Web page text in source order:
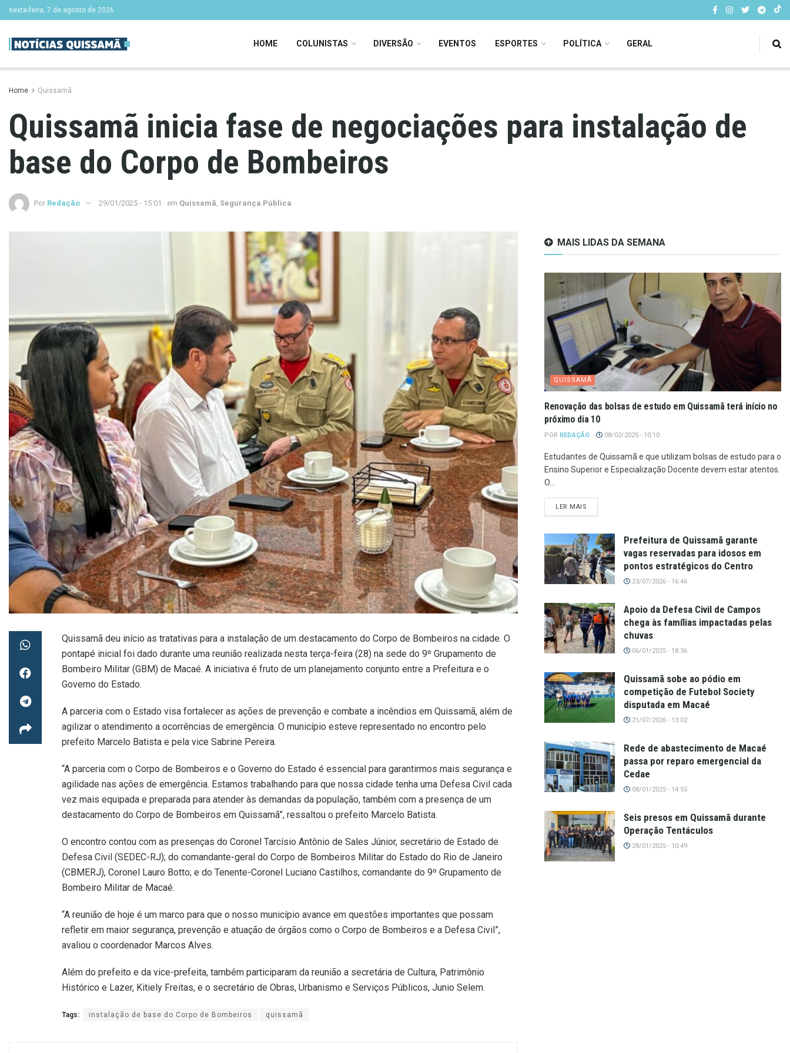
sexta-feira, 7 de agosto de 2026
HOME COLUNISTAS DIVERSÃO EVENTOS ESPORTES POLÍTICA GERAL
Home Quissamã
Quissamã inicia fase de negociações para instalação de
base do Corpo de Bombeiros
Por Redação 29/01/2025 - 15:01 em Quissamã, Segurança Pública
Quissamã deu início as tratativas para a instalação de um destacamento do Corpo de Bombeiros na cidade. O
pontapé inicial foi dado durante uma reunião realizada nesta terça-feira (28) na sede do 9º Grupamento de
Bombeiro Militar (GBM) de Macaé. A iniciativa é fruto de um planejamento conjunto entre a Prefeitura e o
Governo do Estado.
A parceria com o Estado visa fortalecer as ações de prevenção e combate a incêndios em Quissamã, além de
agilizar o atendimento a ocorrências de emergência. O município esteve representado no encontro pelo
prefeito Marcelo Batista e pela vice Sabrine Pereira.
“A parceria com o Corpo de Bombeiros e o Governo do Estado é essencial para garantirmos mais segurança e
agilidade nas ações de emergência. Estamos trabalhando para que nossa cidade tenha uma Defesa Civil cada
vez mais equipada e preparada para atender às demandas da população, também com a presença de um
destacamento do Corpo de Bombeiros em Quissamã”, ressaltou o prefeito Marcelo Batista.
O encontro contou com as presenças do Coronel Tarcísio Antônio de Sales Júnior, secretário de Estado de
Defesa Civil (SEDEC-RJ); do comandante-geral do Corpo de Bombeiros Militar do Estado do Rio de Janeiro
(CBMERJ), Coronel Lauro Botto; e do Tenente-Coronel Luciano Castilhos, comandante do 9º Grupamento de
Bombeiro Militar de Macaé.
“A reunião de hoje é um marco para que o nosso município avance em questões importantes que possam
refletir em maior segurança, prevenção e atuação de órgãos como o Corpo de Bombeiros e a Defesa Civil”,
avaliou o coordenador Marcos Alves.
Além do prefeito e da vice-prefeita, também participaram da reunião a secretária de Cultura, Patrimônio
Histórico e Lazer, Kitiely Freitas, e o secretário de Obras, Urbanismo e Serviços Públicos, Junio Selem.
Tags: instalação de base do Corpo de Bombeiros quissamã
MAIS LIDAS DA SEMANA
QUISSAMÃ
Renovação das bolsas de estudo em Quissamã terá início no
próximo dia 10
POR REDAÇÃO 08/02/2025 - 10:10
Estudantes de Quissamã e que utilizam bolsas de estudo para o
Ensino Superior e Especialização Docente devem estar atentos.
O...
LER MAIS
Prefeitura de Quissamã garante
vagas reservadas para idosos em
pontos estratégicos do Centro
23/07/2026 - 16:46
Apoio da Defesa Civil de Campos
chega às famílias impactadas pelas
chuvas
06/01/2025 - 18:36
Quissamã sobe ao pódio em
competição de Futebol Society
disputada em Macaé
21/07/2026 - 13:02
Rede de abastecimento de Macaé
passa por reparo emergencial da
Cedae
08/01/2025 - 14:55
Seis presos em Quissamã durante
Operação Tentáculos
28/01/2025 - 10:49